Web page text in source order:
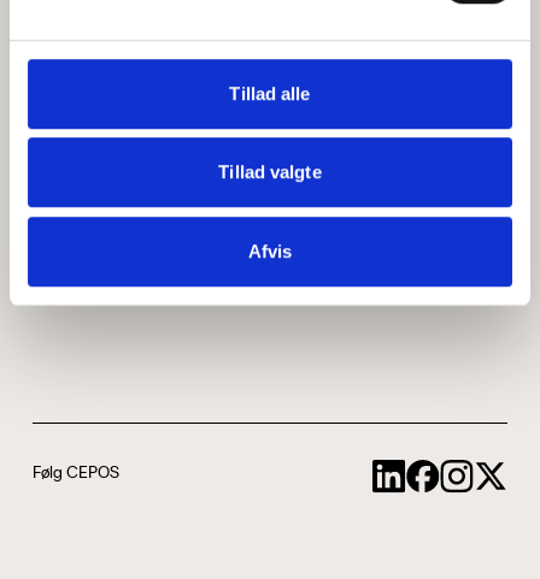
Tillad alle
Tillad valgte
Afvis
Medarbejdere
ABCepos
Podcast
Følg CEPOS